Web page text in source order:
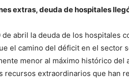
extras, deuda de hospitales
de abril la deuda de los hospitales
el camino del déficit en el sector
menor al máximo histórico del
recursos extraordinarios que han